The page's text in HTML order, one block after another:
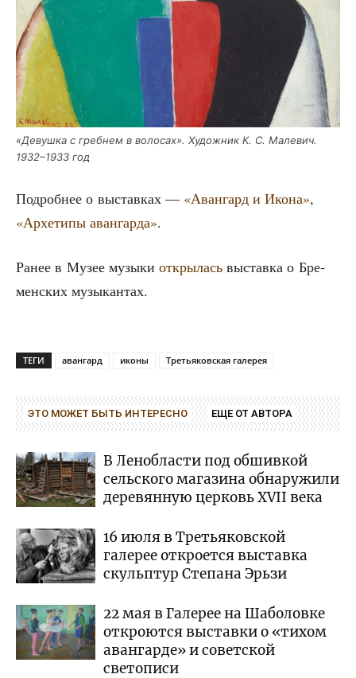
«Девуш­ка с греб­нем в воло­сах». Худож­ник К. С. Мале­вич.
1932–1933 год
Подроб­нее о выстав­ках — «Аван­гард и Ико­на»,
«Архе­ти­пы аван­гар­да».
Ранее в Музее музы­ки откры­лась выстав­ка о Бре­
мен­ских музыкантах.
ТЕГИ авангард иконы Третьяковская галерея
ЭТО МОЖЕТ БЫТЬ ИНТЕРЕСНО ЕЩЕ ОТ АВТОРА
В Ленобласти под обшивкой
сельского магазина обнаружили
деревянную церковь XVII века
16 июля в Третьяковской
галерее откроется выставка
скульптур Степана Эрьзи
22 мая в Галерее на Шаболовке
откроются выставки о «тихом
авангарде» и советской
светописи